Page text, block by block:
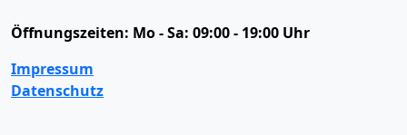
Öffnungszeiten: Mo - Sa: 09:00 - 19:00 Uhr
Impressum
Datenschutz